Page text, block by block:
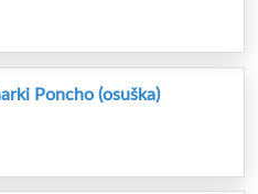
Poncho (osuška)